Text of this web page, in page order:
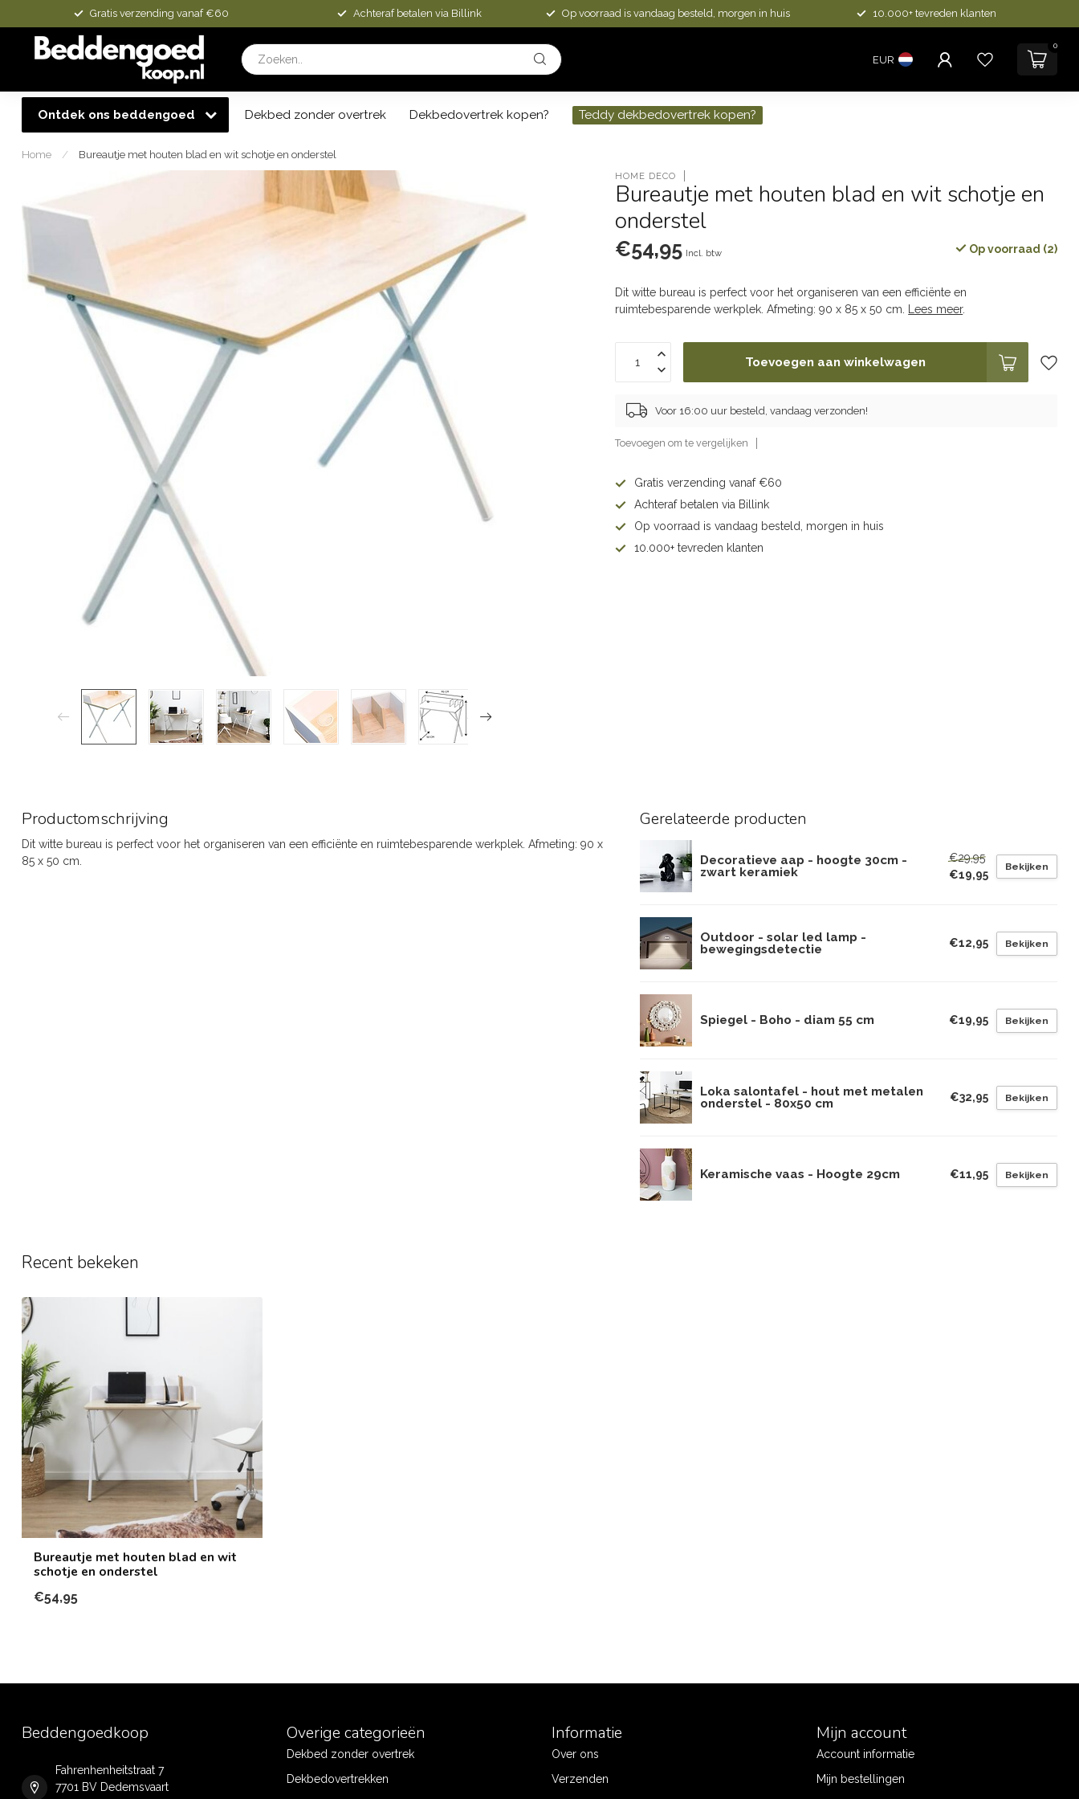
Gratis verzending vanaf €60 Achteraf betalen via Billink Op voorraad is vandaag besteld, morgen in huis 10.000+ tevreden klanten
EUR
0
Ontdek ons beddengoed Dekbed zonder overtrek Dekbedovertrek kopen? Teddy dekbedovertrek kopen?
Home / Bureautje met houten blad en wit schotje en onderstel
HOME DECO
Bureautje met houten blad en wit schotje en
onderstel
€54,95 Incl. btw Op voorraad (2)
Dit witte bureau is perfect voor het organiseren van een efficiënte en
ruimtebesparende werkplek. Afmeting: 90 x 85 x 50 cm.
Lees meer.
Toevoegen aan winkelwagen
Voor 16:00 uur besteld, vandaag verzonden!
Toevoegen om te vergelijken
Gratis verzending vanaf €60
Achteraf betalen via Billink
Op voorraad is vandaag besteld, morgen in huis
10.000+ tevreden klanten
Productomschrijving
Dit witte bureau is perfect voor het organiseren van een efficiënte en ruimtebesparende werkplek. Afmeting: 90 x
85 x 50 cm.
Gerelateerde producten
Decoratieve aap - hoogte 30cm -
zwart keramiek
€29,95
€19,95
Bekijken
Outdoor - solar led lamp -
bewegingsdetectie
€12,95 Bekijken
Spiegel - Boho - diam 55 cm €19,95 Bekijken
Loka salontafel - hout met metalen
onderstel - 80x50 cm
€32,95 Bekijken
Keramische vaas - Hoogte 29cm €11,95 Bekijken
Recent bekeken
Bureautje met houten blad en wit
schotje en onderstel
€54,95
Beddengoedkoop
Fahrenhenheitstraat 7
7701 BV Dedemsvaart
Overige categorieën
Dekbed zonder overtrek
Dekbedovertrekken
Informatie
Over ons
Verzenden
Mijn account
Account informatie
Mijn bestellingen